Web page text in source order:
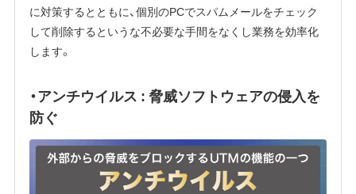
に対策するとともに、個別のPCでスパムメールをチェック
して削除するというな不必要な手間をなくし業務を効率化
します。
・アンチウイルス : 脅威ソフトウェアの侵入を
防ぐ